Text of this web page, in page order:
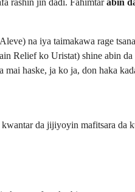
na iya taimakawa rage
Relief ko Uristat) shine abin
mai haske, ja ko ja, don haka
da jijiyoyin mafitsara